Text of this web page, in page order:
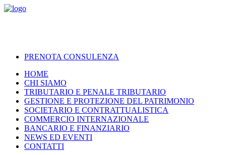
PRENOTA CONSULENZA
HOME
CHI SIAMO
TRIBUTARIO E PENALE TRIBUTARIO
GESTIONE E PROTEZIONE DEL PATRIMONIO
SOCIETARIO E CONTRATTUALISTICA
COMMERCIO INTERNAZIONALE
BANCARIO E FINANZIARIO
NEWS ED EVENTI
CONTATTI